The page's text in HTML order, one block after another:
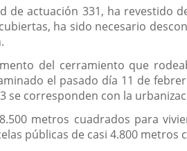
de actuación 331, ha revestido
ha sido necesario
del cerramiento que
el pasado día 11 de
se corresponden con la
metros cuadrados para
públicas de casi 4.800